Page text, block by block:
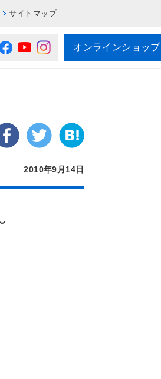
オンラインショップ
サイトマップ
2010年9月14日